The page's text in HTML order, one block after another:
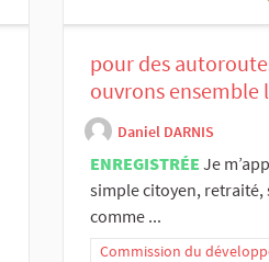
pour des
ouvrons ensemble
Daniel DARNIS
ENREGISTRÉE Je
simple citoyen, retraité,
comme ...
Commission du